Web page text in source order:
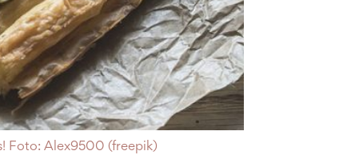
Foto: Alex9500 (freepik)